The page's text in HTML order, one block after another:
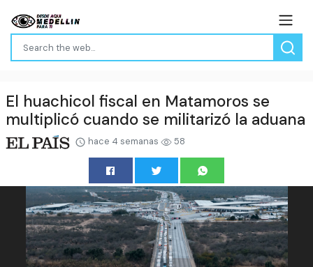
El huachicol fiscal en Matamoros se
multiplicó cuando se militarizó la aduana
hace 4 semanas 58